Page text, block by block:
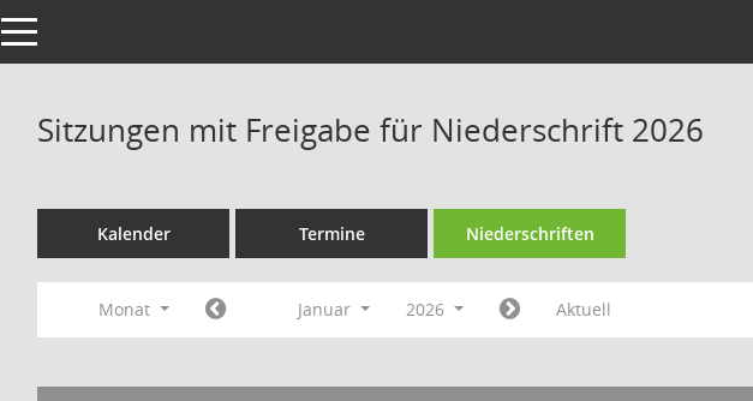
Toggle navigation
Sitzungen mit Freigabe für Niederschrift 2026
Kalender Termine Niederschriften
Monat Januar 2026 Aktuell